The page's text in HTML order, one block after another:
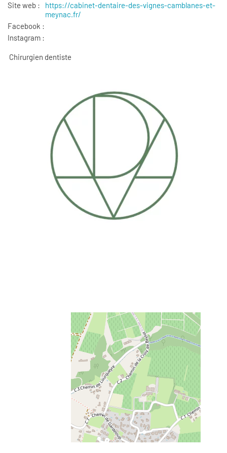
Site web :
https://cabinet-dentaire-des-vignes-camblanes-et-
meynac.fr/
Facebook :
Instagram :
Chirurgien dentiste